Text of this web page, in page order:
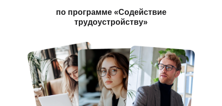
по программе «Содействие
трудоустройству»